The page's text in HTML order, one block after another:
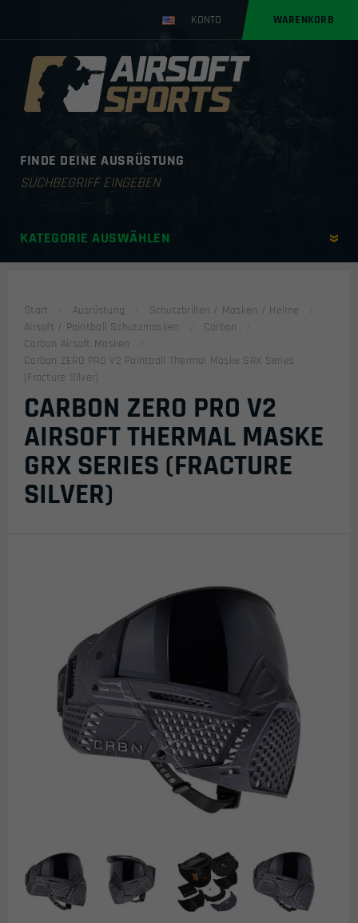
KONTO WARENKORB
FINDE DEINE AUSRÜSTUNG
Products
KATEGORIE AUSWÄHLEN
Start Ausrüstung
Schutzbrillen / Masken / Helme
Airsoft / Paintball Schutzmasken
Carbon
Carbon Airsoft Masken
Carbon ZERO PRO V2 Paintball Thermal Maske GRX Series
(Fracture Silver)
CARBON ZERO PRO V2
AIRSOFT THERMAL MASKE
GRX SERIES (FRACTURE
SILVER)